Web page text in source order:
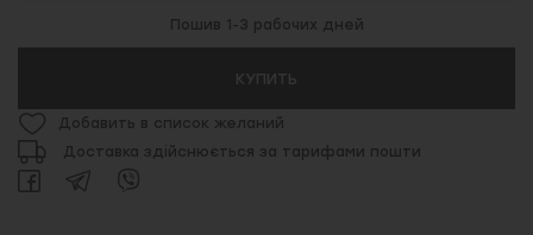
Пошив 1-3 рабочих дней
КУПИТЬ
Добавить в список желаний
Доставка здійснюється за тарифами пошти